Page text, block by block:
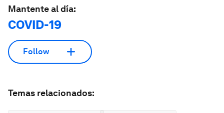
Mantente al día:
COVID-19
Follow
Temas relacionados: